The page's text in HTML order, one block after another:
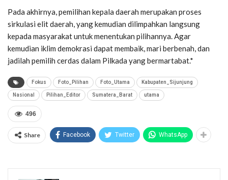
Pada akhirnya, pemilihan kepala daerah merupakan proses
sirkulasi elit daerah, yang kemudian dilimpahkan langsung
kepada masyarakat untuk menentukan pilihannya. Agar
kemudian iklim demokrasi dapat membaik, mari berbenah, dan
jadilah pemilih cerdas dalam Pilkada yang bermartabat.*
Fokus Foto_Pilihan Foto_Utama Kabupaten_Sijunjung
Nasional Pilihan_Editor Sumatera_Barat utama
496
Share Facebook Twitter WhatsApp